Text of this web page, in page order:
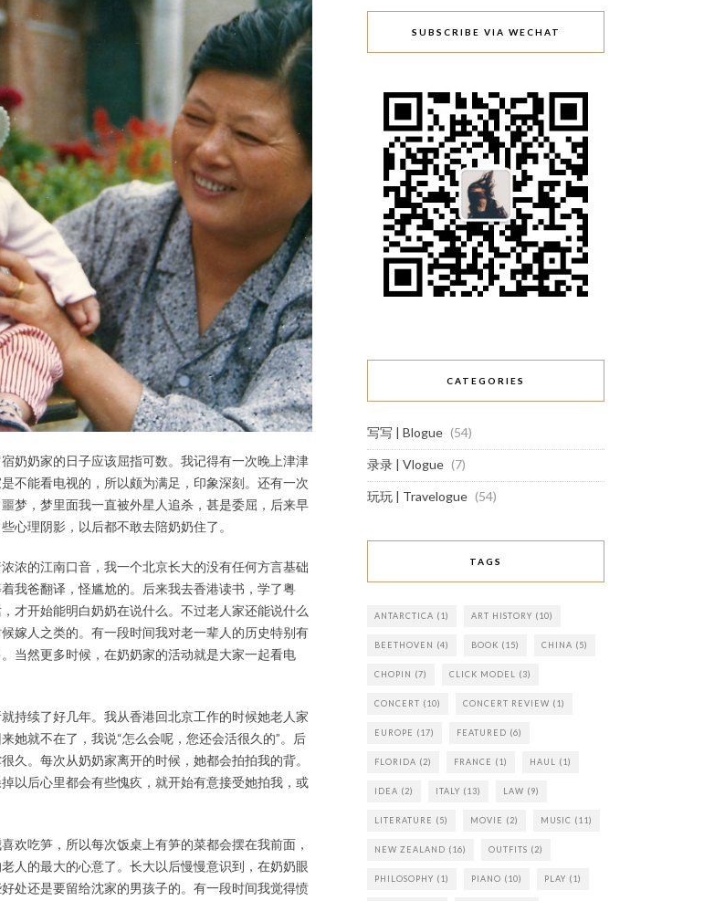
奶奶家的日子应该屈指可数。我记得有一次晚上津津
不能看电视的，所以颇为满足，印象深刻。还有一次
梦，梦里面我一直被外星人追杀，甚是委屈，后来早
心理阴影，以后都不敢去陪奶奶住了。
浓的江南口音，我一个北京长大的没有任何方言基础
我爸翻译，怪尴尬的。后来我去香港读书，学了粤
才开始能明白奶奶在说什么。不过老人家还能说什么
嫁人之类的。有一段时间我对老一辈人的历史特别有
当然更多时候，在奶奶家的活动就是大家一起看电
持续了好几年。我从香港回北京工作的时候她老人家
她就不在了，我说“怎么会呢，您还会活很久的”。后
久。每次从奶奶家离开的时候，她都会拍拍我的背。
以后心里都会有些愧疚，就开始有意接受她拍我，或
欢吃笋，所以每次饭桌上有笋的菜都会摆在我前面，
人的最大的心意了。长大以后慢慢意识到，在奶奶眼
处还是要留给沈家的男孩子的。有一段时间我觉得愤
SUBSCRIBE VIA WECHAT
CATEGORIES
写写 | Blogue (54)
录录 | Vlogue (7)
玩玩 | Travelogue (54)
TAGS
ANTARCTICA (1) ART HISTORY (10)
BEETHOVEN (4) BOOK (15) CHINA (5)
CHOPIN (7) CLICK MODEL (3)
CONCERT (10) CONCERT REVIEW (1)
EUROPE (17) FEATURED (6)
FLORIDA (2) FRANCE (1) HAUL (1)
IDEA (2) ITALY (13) LAW (9)
LITERATURE (5) MOVIE (2) MUSIC (11)
NEW ZEALAND (16) OUTFITS (2)
PHILOSOPHY (1) PIANO (10) PLAY (1)